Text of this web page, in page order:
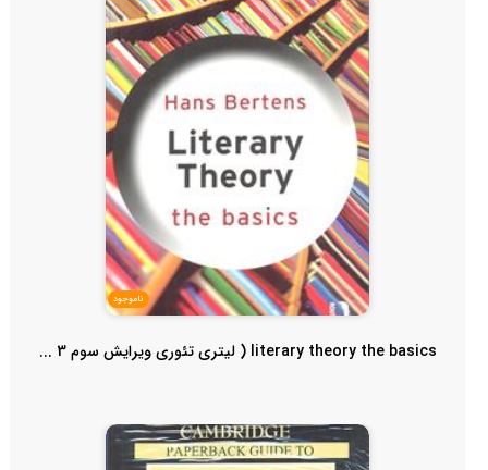
ناموجود
literary theory the basics ( لیتری تئوری ویرایش سوم 3 ...